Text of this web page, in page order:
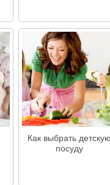
Как выбрать детскую
посуду